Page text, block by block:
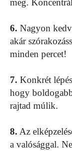
6. Nagyon
akár
minden percet!
7. Konkrét
hogy
rajtad múlik.
8. Az
a valósággal.